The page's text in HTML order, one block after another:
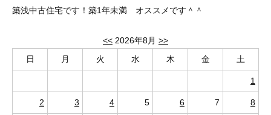
<< 2026年8月 >>
日
月 火 水 木 金 土
1
2 3 4 5 6 7 8
築浅中古住宅です！築1年未満 オススメです＾＾